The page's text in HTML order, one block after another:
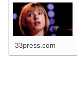
33press.com